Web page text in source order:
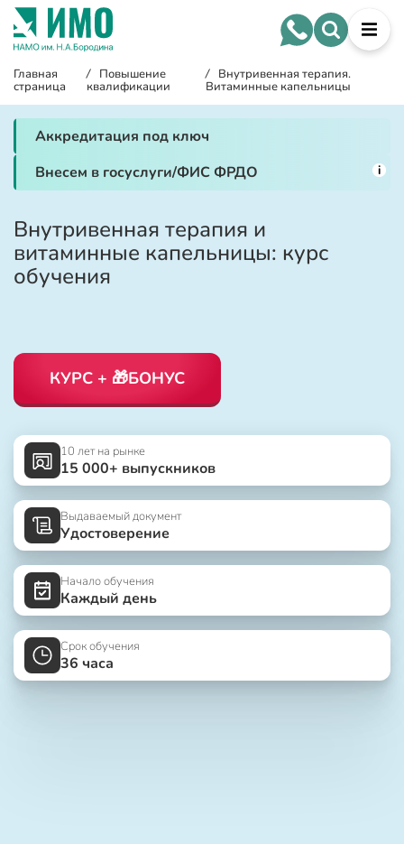
Главная
страница
/ Повышение
квалификации
/ Внутривенная терапия.
Витаминные капельницы
Аккредитация под ключ
Внесем в госуслуги/ФИС ФРДО
i
Внутривенная терапия и
витаминные капельницы: курс
обучения
КУРС + 🎁БОНУС
10 лет на рынке
15 000+ выпускников
Выдаваемый документ
Удостоверение
Начало обучения
Каждый день
Срок обучения
36 часа